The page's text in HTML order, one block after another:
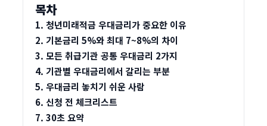
목차
1. 청년미래적금 우대금리가 중요한 이유
2. 기본금리 5%와 최대 7~8%의 차이
3. 모든 취급기관 공통 우대금리 2가지
4. 기관별 우대금리에서 갈리는 부분
5. 우대금리 놓치기 쉬운 사람
6. 신청 전 체크리스트
7. 30초 요약